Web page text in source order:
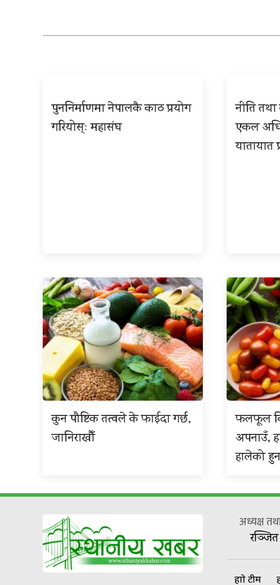
पुननिर्माणमा नेपालकै काठ प्रयोग
गरियोस्ः महासंघ
नीति तथा
एकल
यातायात
कुन पौष्टिक तत्वले के फाईदा गर्छ,
जानिराखौँ
फलफूल
अपनाउँ,
हालेको
अध्यक्ष
हाम्रो टीम